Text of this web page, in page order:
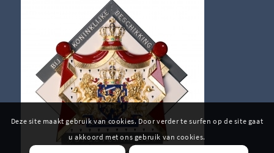
Deze site maakt gebruik van cookies. Door verder te surfen op de site gaat
u akkoord met ons gebruik van cookies.